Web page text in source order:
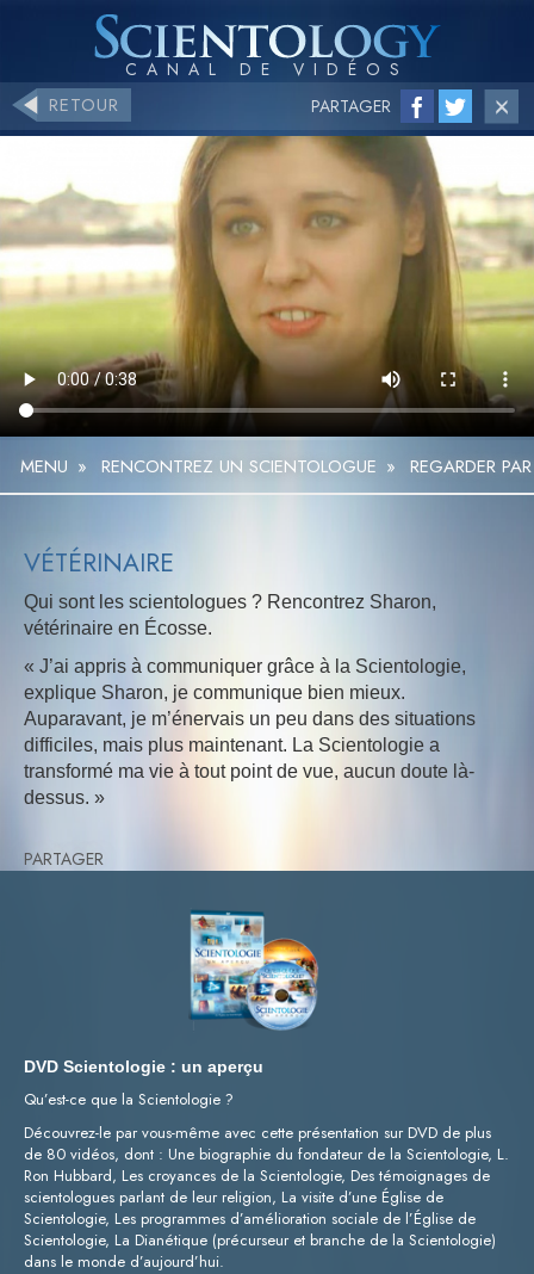
RETOUR PARTAGER
MENU » RENCONTREZ UN SCIENTOLOGUE » REGARDER
VÉTÉRINAIRE
Qui sont les scientologues ? Rencontrez Sharon,
vétérinaire en Écosse.
« J’ai appris à communiquer grâce à la Scientologie,
explique Sharon, je communique bien mieux.
Auparavant, je m’énervais un peu dans des situations
difficiles, mais plus maintenant. La Scientologie a
transformé ma vie à tout point de vue, aucun doute là-
dessus. »
PARTAGER
DVD Scientologie : un aperçu
Qu’est-ce que la Scientologie ?
Découvrez-le par vous-même avec cette présentation sur DVD de plus
de 80 vidéos, dont : Une biographie du fondateur de la Scientologie, L.
Ron Hubbard, Les croyances de la Scientologie, Des témoignages de
scientologues parlant de leur religion, La visite d’une Église de
Scientologie, Les programmes d’amélioration sociale de l’Église de
Scientologie, La Dianétique (précurseur et branche de la Scientologie)
dans le monde d’aujourd’hui.